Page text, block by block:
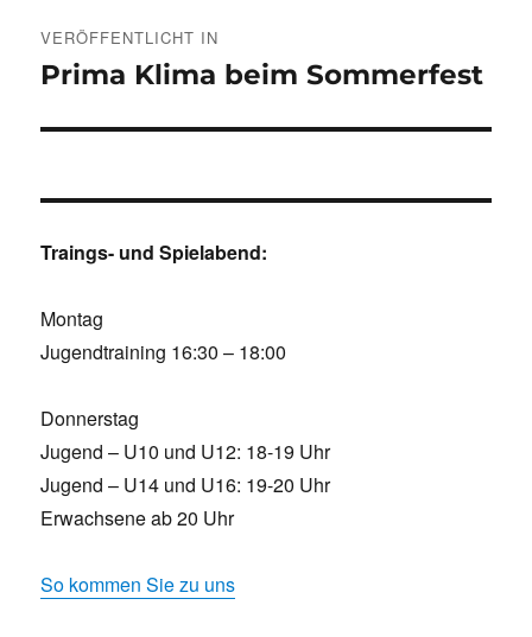
VERÖFFENTLICHT IN
Prima Klima beim Sommerfest
Traings- und Spielabend:
Montag
Jugendtraining 16:30 – 18:00
Donnerstag
Jugend – U10 und U12: 18-19 Uhr
Jugend – U14 und U16: 19-20 Uhr
Erwachsene ab 20 Uhr
So kommen Sie zu uns